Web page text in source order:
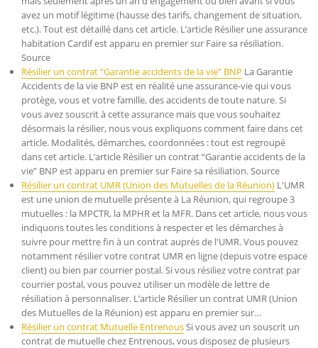
avez un motif légitime (hausse des tarifs, changement de situation,
etc.). Tout est détaillé dans cet article. L’article Résilier une assurance
habitation Cardif est apparu en premier sur Faire sa résiliation.
Source
Résilier un contrat “Garantie accidents de la vie” BNP La Garantie
Accidents de la vie BNP est en réalité une assurance-vie qui vous
protège, vous et votre famille, des accidents de toute nature. Si
vous avez souscrit à cette assurance mais que vous souhaitez
désormais la résilier, nous vous expliquons comment faire dans cet
article. Modalités, démarches, coordonnées : tout est regroupé
dans cet article. L’article Résilier un contrat “Garantie accidents de la
vie” BNP est apparu en premier sur Faire sa résiliation. Source
Résilier un contrat UMR (Union des Mutuelles de la Réunion) L'UMR
est une union de mutuelle présente à La Réunion, qui regroupe 3
mutuelles : la MPCTR, la MPHR et la MFR. Dans cet article, nous vous
indiquons toutes les conditions à respecter et les démarches à
suivre pour mettre fin à un contrat auprès de l'UMR. Vous pouvez
notamment résilier votre contrat UMR en ligne (depuis votre espace
client) ou bien par courrier postal. Si vous résiliez votre contrat par
courrier postal, vous pouvez utiliser un modèle de lettre de
résiliation à personnaliser. L’article Résilier un contrat UMR (Union
des Mutuelles de la Réunion) est apparu en premier sur…
Résilier un contrat Mutuelle EntrenousSi vous avez un souscrit un
contrat de mutuelle chez Entrenous, vous disposez de plusieurs